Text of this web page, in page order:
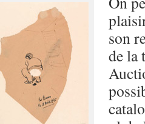
son
de la